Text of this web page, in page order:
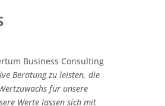
Business Consulting
Beratung zu leisten, die
für unsere
Werte lassen sich mit